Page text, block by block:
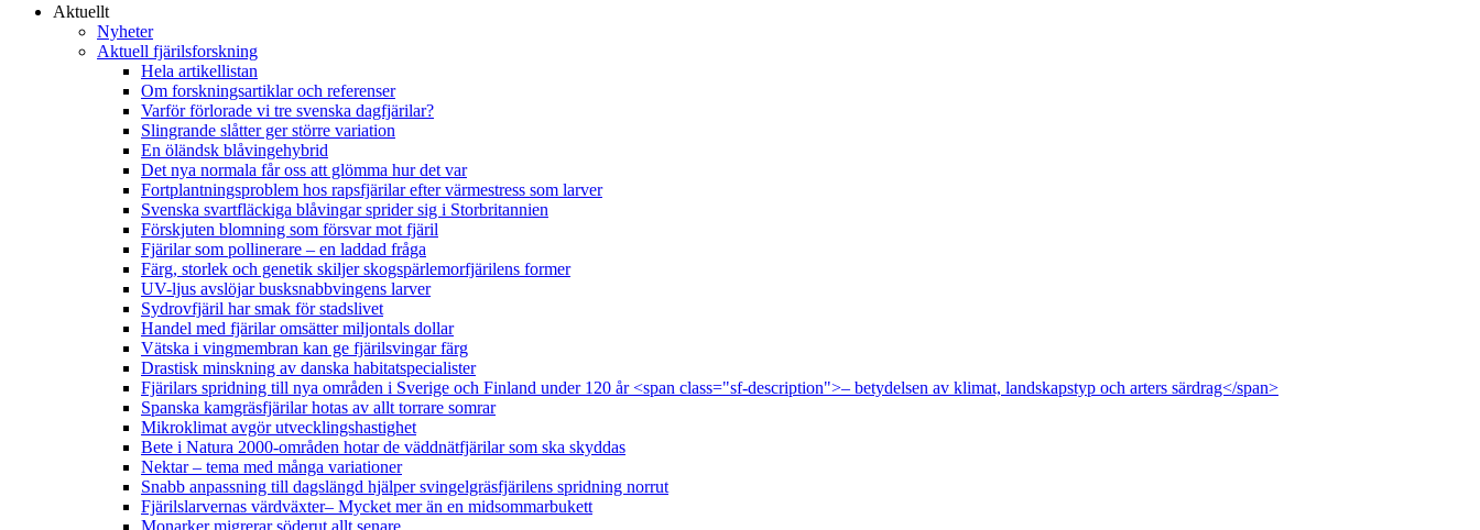
Aktuellt
Nyheter
Aktuell fjärilsforskning
Hela artikellistan
Om forskningsartiklar och referenser
Varför förlorade vi tre svenska dagfjärilar?
Slingrande slåtter ger större variation
En öländsk blåvingehybrid
Det nya normala får oss att glömma hur det var
Fortplantningsproblem hos rapsfjärilar efter värmestress som larver
Svenska svartfläckiga blåvingar sprider sig i Storbritannien
Förskjuten blomning som försvar mot fjäril
Fjärilar som pollinerare – en laddad fråga
Färg, storlek och genetik skiljer skogspärlemorfjärilens former
UV-ljus avslöjar busksnabbvingens larver
Sydrovfjäril har smak för stadslivet
Handel med fjärilar omsätter miljontals dollar
Vätska i vingmembran kan ge fjärilsvingar färg
Drastisk minskning av danska habitatspecialister
Fjärilars spridning till nya områden i Sverige och Finland under 120 år <span class="sf-description">– betydelsen av klimat, landskapstyp och arters särdrag</span>
Spanska kamgräsfjärilar hotas av allt torrare somrar
Mikroklimat avgör utvecklingshastighet
Bete i Natura 2000-områden hotar de väddnätfjärilar som ska skyddas
Nektar – tema med många variationer
Snabb anpassning till dagslängd hjälper svingelgräsfjärilens spridning norrut
Fjärilslarvernas värdväxter– Mycket mer än en midsommarbukett
Monarker migrerar söderut allt senare